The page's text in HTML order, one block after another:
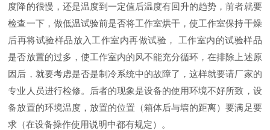
度降的很慢，还是温度到一定值后温度有回升的趋势，前者就要
检查一下，做低温试验前是否将工作室烘干，使工作室保持干燥
后再将试验样品放入工作室内再做试验，
工作室内的试验样品
是否放置的过多，使工作室内的风不能充分循环，在排除上述原
因后，就要考虑是否是制冷系统中的故障了，这样就要请厂家的
专业人员进行检修。后者的现象是设备的使用环境不好所致，设
备放置的环境温度，放置的位置（箱体后与墙的距离）要满足要
求（在设备操作使用说明中都有规定）。